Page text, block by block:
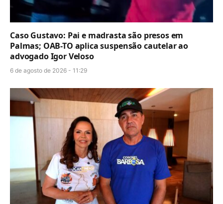
Caso Gustavo: Pai e madrasta são presos em
Palmas; OAB-TO aplica suspensão cautelar ao
advogado Igor Veloso
6 de agosto de 2026 - 11:29